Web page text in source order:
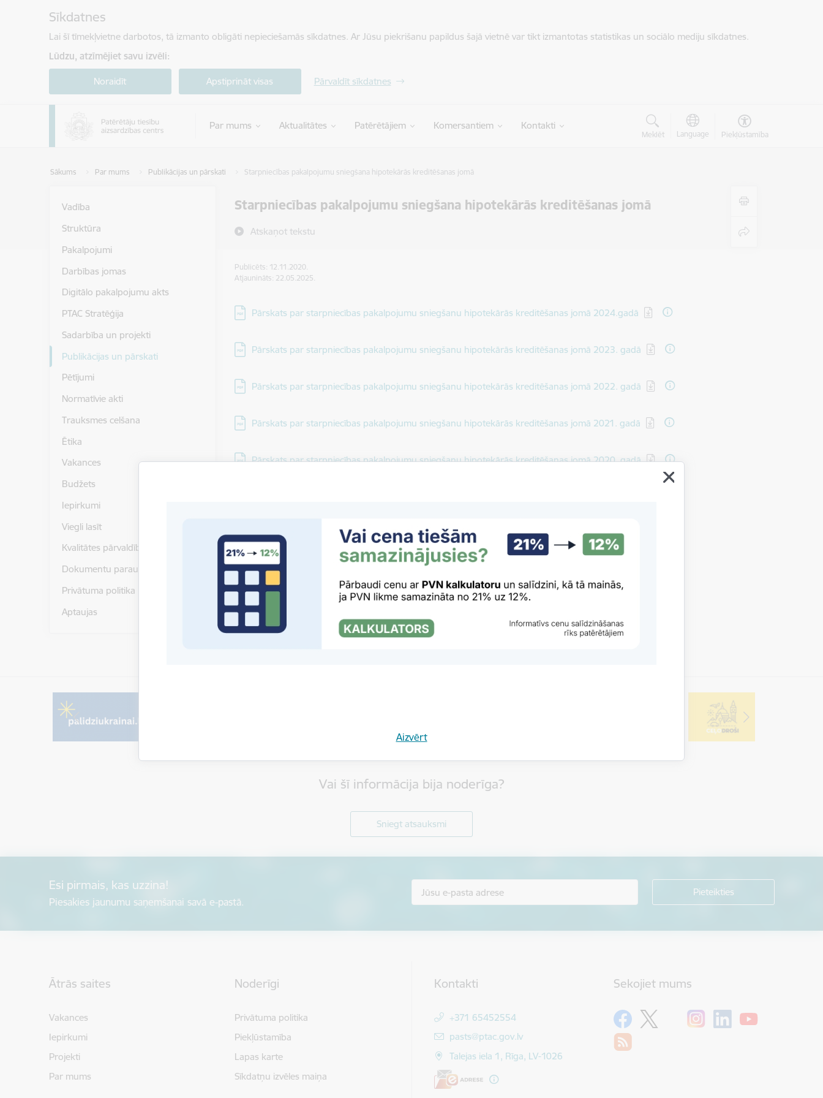
Sīkdatnes
Lai šī tīmekļvietne darbotos, tā izmanto obligāti nepieciešamās sīkdatnes. Ar Jūsu piekrišanu papildus šajā vietnē var tikt izmantotas statistikas un sociālo mediju sīkdatnes.
Lūdzu, atzīmējiet savu izvēli:
Noraidīt Apstiprināt visas Pārvaldīt sīkdatnes
Par mums Aktualitātes Patērētājiem Komersantiem Kontakti
Meklēt Language Piekļūstamība
Sākums Par mums Publikācijas un pārskati Starpniecības pakalpojumu sniegšana hipotekārās kreditēšanas jomā
Starpniecības pakalpojumu sniegšana hipotekārās kreditēšanas jomā
Atskaņot tekstu
Aizvērt
Vadība
Struktūra
Pakalpojumi
Darbības jomas
Digitālo pakalpojumu akts
PTAC Stratēģija
Sadarbība un projekti
Publikācijas un pārskati
Pētījumi
Normatīvie akti
Trauksmes celšana
Ētika
Vakances
Budžets
Iepirkumi
Viegli lasīt
Kvalitātes pārvaldība
Dokumentu paraugi
Privātuma politika
Aptaujas
Publicēts: 12.11.2020.
Atjaunināts: 22.05.2025.
Lejupielādēt:
Pārskats par starpniecības pakalpojumu sniegšanu hipotekārās kreditēšanas jomā 2024.gadā
Lejupielādēt:
Pārskats par starpniecības pakalpojumu sniegšanu hipotekārās kreditēšanas jomā 2023. gadā
Lejupielādēt:
Pārskats par starpniecības pakalpojumu sniegšanu hipotekārās kreditēšanas jomā 2022. gadā
Lejupielādēt:
Pārskats par starpniecības pakalpojumu sniegšanu hipotekārās kreditēšanas jomā 2021. gadā
Lejupielādēt:
Pārskats par starpniecības pakalpojumu sniegšanu hipotekārās kreditēšanas jomā 2020. gadā
Lejupielādēt:
Pārskats par 2018.gadu
Lejupielādēt:
Pārskats par 2017.gadu
Vai šī informācija bija noderīga?
Sniegt atsauksmi
Esi pirmais, kas uzzina!
Piesakies jaunumu saņemšanai savā e-pastā.
Ātrās saites
Vakances
Iepirkumi
Projekti
Par mums
Noderīgi
Privātuma politika
Piekļūstamība
Lapas karte
Sīkdatņu izvēles maiņa
Kontakti
+371 65452554
E-pasts:
pasts@ptac.gov.lv
Talejas iela 1, Rīga, LV-1026
Sekojiet mums